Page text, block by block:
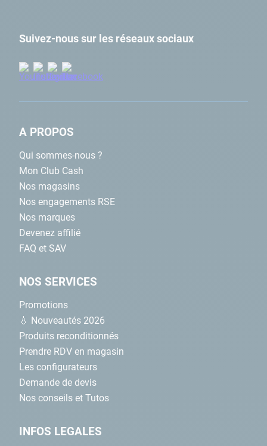
Suivez-nous sur les réseaux sociaux
A PROPOS
Qui sommes-nous ?
Mon Club Cash
Nos magasins
Nos engagements RSE
Nos marques
Devenez affilié
FAQ et SAV
NOS SERVICES
Promotions
💧 Nouveautés 2026
Produits reconditionnés
Prendre RDV en magasin
Les configurateurs
Demande de devis
Nos conseils et Tutos
INFOS LEGALES